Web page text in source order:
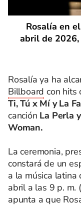
Rosalía en
abril de 2026,
Rosalía ya ha
Billboard con hits
Ti, Tú x Mí y La
canción La Perla y
Woman.
La ceremonia,
constará de un
a la música
abril a las 9 p. m.
apunta a que